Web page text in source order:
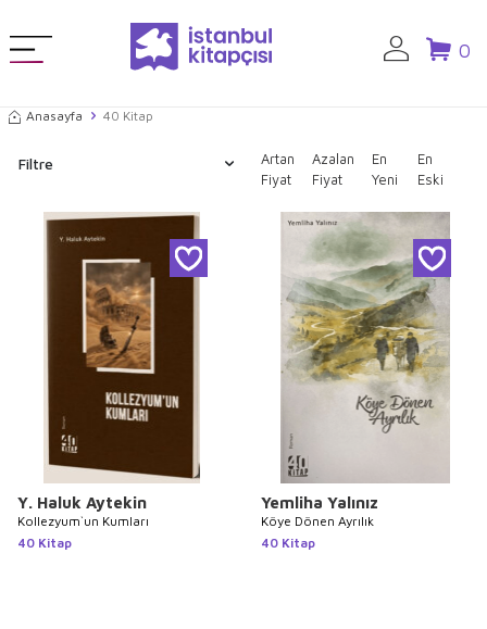
0
Anasayfa 40 Kitap
Filtre
Artan
Fiyat
Azalan
Fiyat
En
Yeni
En
Eski
Y. Haluk Aytekin
Kollezyum`un Kumları
40 Kitap
Yemliha Yalınız
Köye Dönen Ayrılık
40 Kitap